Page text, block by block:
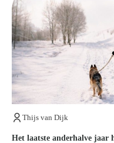
Kennisbank
Over ons
Kom
Thijs van Dijk
Het laatste anderhalve jaar